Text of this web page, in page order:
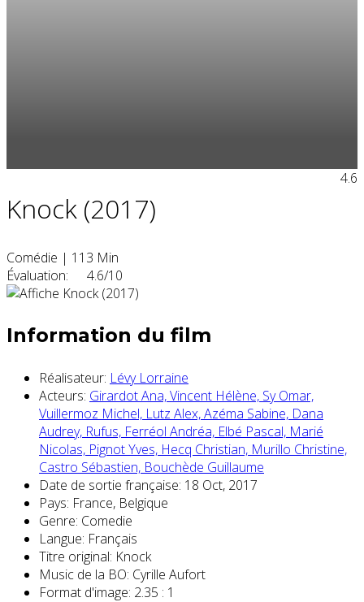
Knock (2017)
Comédie | 113 Min
Évaluation:
4.6/10
4.6
Information du film
Réalisateur: Lévy Lorraine
Acteurs: Girardot Ana,Vincent Hélène, Sy Omar,
Vuillermoz Michel, Lutz Alex,Azéma Sabine, Dana
Audrey, Rufus, Ferréol Andréa, Elbé Pascal, Marié
Nicolas, Pignot Yves, Hecq Christian, Murillo Christine,
Castro Sébastien, Bouchède Guillaume
Date de sortie française: 18 Oct, 2017
Pays: France, Belgique
Genre: Comedie
Langue: Français
Titre original: Knock
Music de la BO: Cyrille Aufort
Format d'image: 2.35 : 1